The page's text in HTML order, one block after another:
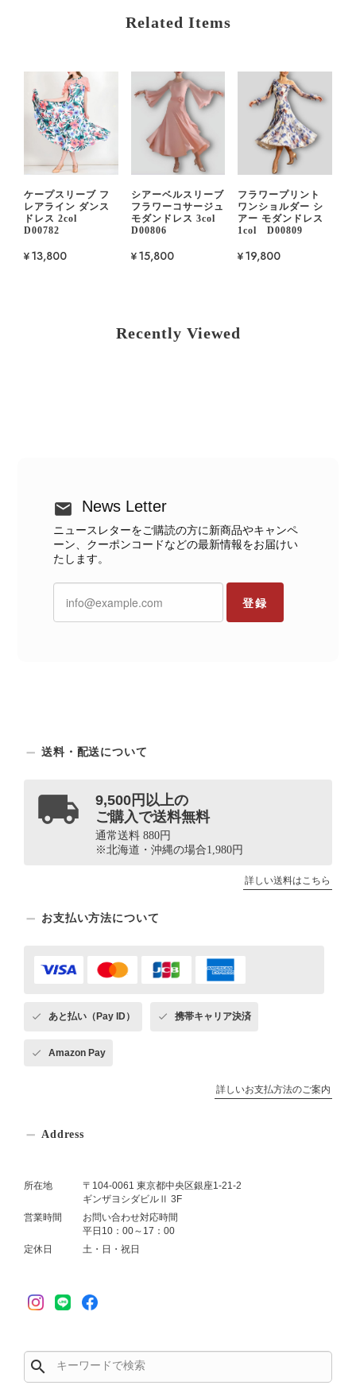
Related Items
ケープスリーブ フ
レアライン ダンス
ドレス 2col
D00782
¥13,800
シアーベルスリーブ
フラワーコサージュ
モダンドレス 3col
D00806
¥15,800
フラワープリント
ワンショルダー シ
アー モダンドレス
1col D00809
¥19,800
Recently Viewed
News Letter
ニュースレターをご購読の方に新商品やキャンペ
ーン、クーポンコードなどの最新情報をお届けい
たします。
登録
送料・配送について
9,500円以上の
ご購入で送料無料
通常送料 880円
※北海道・沖縄の場合1,980円
詳しい送料はこちら
お支払い方法について
あと払い（Pay ID） 携帯キャリア決済
Amazon Pay
詳しいお支払方法のご案内
Address
所在地
〒104-0061 東京都中央区銀座1-21-2
ギンザヨシダビルⅡ 3F
営業時間
お問い合わせ対応時間
平日10：00～17：00
定休日
土・日・祝日
search